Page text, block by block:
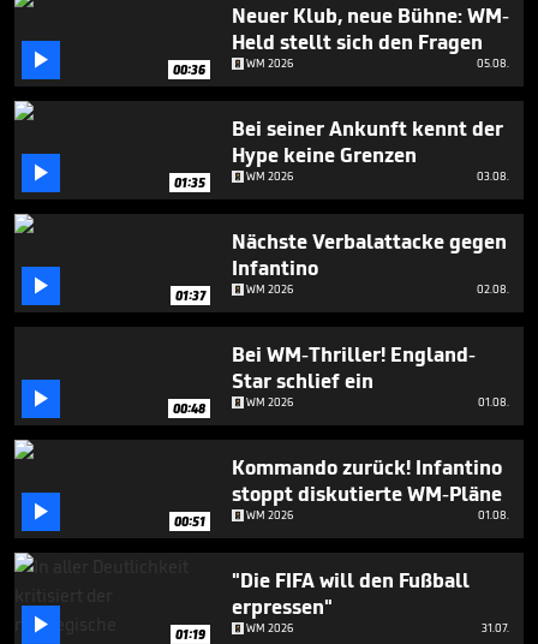
seconds
 00:36
Neuer Klub, neue Bühne: WM-
Held stellt sich den Fragen
WM 2026 05.08.
 01:35
Bei seiner Ankunft kennt der
Hype keine Grenzen
WM 2026 03.08.
 01:37
Nächste Verbalattacke gegen
Infantino
WM 2026 02.08.
 00:48
Bei WM-Thriller! England-
Star schlief ein
WM 2026 01.08.
 00:51
Kommando zurück! Infantino
stoppt diskutierte WM-Pläne
WM 2026 01.08.
 01:19
"Die FIFA will den Fußball
erpressen"
WM 2026 31.07.